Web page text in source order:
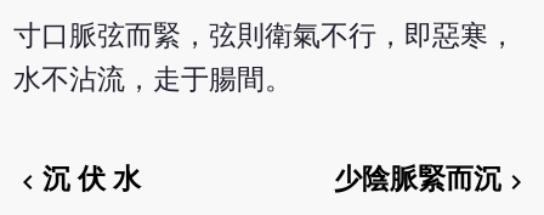
寸口脈弦而緊，弦則衛氣不行，即惡寒，
水不沾流，走于腸間。
chevron_left沉 伏 水 少陰脈緊而沉chevron_right